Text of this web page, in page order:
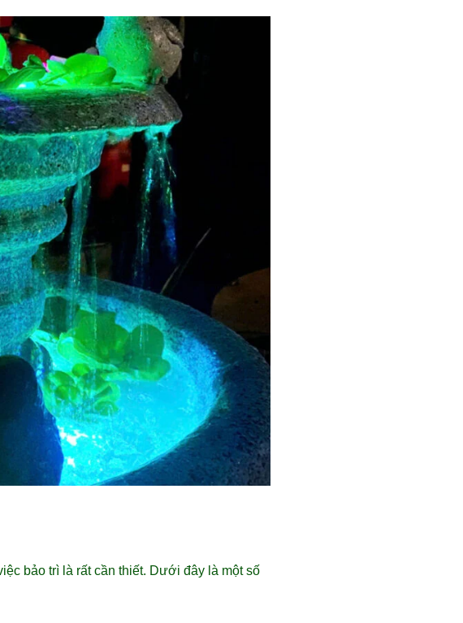
bảo trì là rất cần thiết. Dưới đây là một số